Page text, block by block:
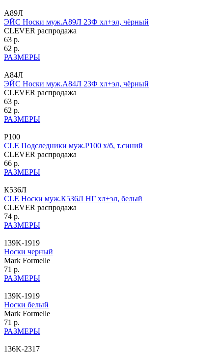
А89Л
ЭЙС Носки муж.А89Л 23Ф хл+эл, чёрный
CLEVER распродажа
63 р.
62 р.
РАЗМЕРЫ
А84Л
ЭЙС Носки муж.А84Л 23Ф хл+эл, чёрный
CLEVER распродажа
63 р.
62 р.
РАЗМЕРЫ
P100
CLE Подследники муж.P100 х/б, т.синий
CLEVER распродажа
66 р.
РАЗМЕРЫ
К536Л
CLE Носки муж.К536Л НГ хл+эл, белый
CLEVER распродажа
74 р.
РАЗМЕРЫ
139K-1919
Носки черный
Mark Formelle
71 р.
РАЗМЕРЫ
139K-1919
Носки белый
Mark Formelle
71 р.
РАЗМЕРЫ
136K-2317